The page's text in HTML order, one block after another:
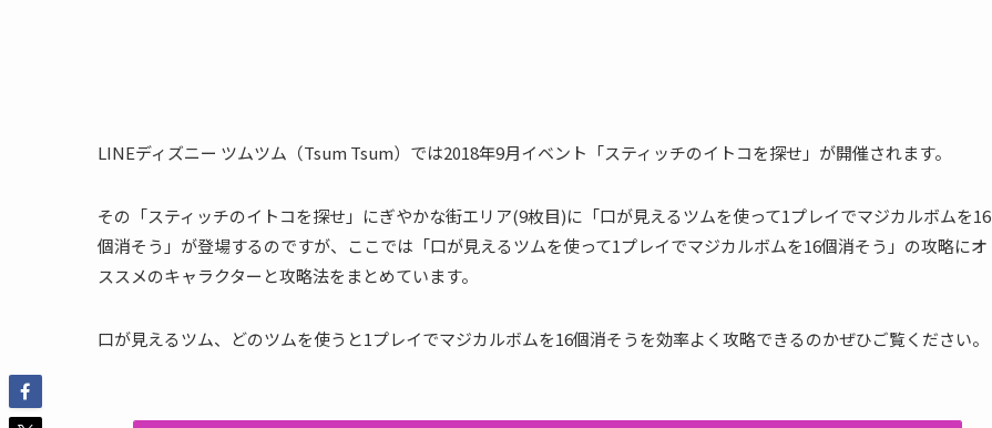
LINEディズニー ツムツム（Tsum Tsum）では2018年9月イベント「スティッチのイトコを探せ」が開催されます。
その「スティッチのイトコを探せ」にぎやかな街エリア(9枚目)に「口が見えるツムを使って1プレイでマジカルボムを16
個消そう」が登場するのですが、ここでは「口が見えるツムを使って1プレイでマジカルボムを16個消そう」の攻略にオ
ススメのキャラクターと攻略法をまとめています。
口が見えるツム、どのツムを使うと1プレイでマジカルボムを16個消そうを効率よく攻略できるのかぜひご覧ください。